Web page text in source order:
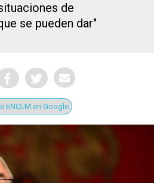
de
se pueden dar"
ENCLM en Google